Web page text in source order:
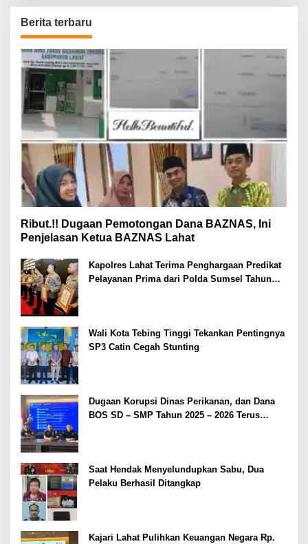
Berita terbaru
Ribut.!! Dugaan Pemotongan Dana BAZNAS, Ini
Penjelasan Ketua BAZNAS Lahat
Kapolres Lahat Terima Penghargaan Predikat
Pelayanan Prima dari Polda Sumsel Tahun
Wali Kota Tebing Tinggi Tekankan Pentingnya
SP3 Catin Cegah Stunting
Dugaan Korupsi Dinas Perikanan, dan Dana
BOS SD – SMP Tahun 2025 – 2026 Terus
Saat Hendak Menyelundupkan Sabu, Dua
Pelaku Berhasil Ditangkap
Kajari Lahat Pulihkan Keuangan Negara Rp.